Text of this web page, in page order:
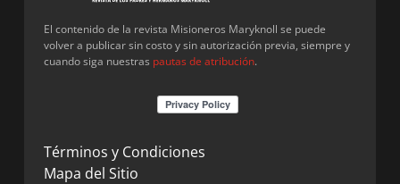
El contenido de la revista Misioneros Maryknoll se puede
volver a publicar sin costo y sin autorización previa, siempre y
cuando siga nuestras pautas de atribución.
Términos y Condiciones
Mapa del Sitio